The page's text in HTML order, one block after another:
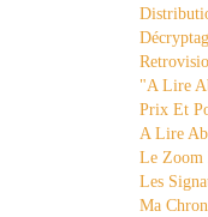
"a Lire
Prix Et
A Lire
Le Zoom
Les
Ma